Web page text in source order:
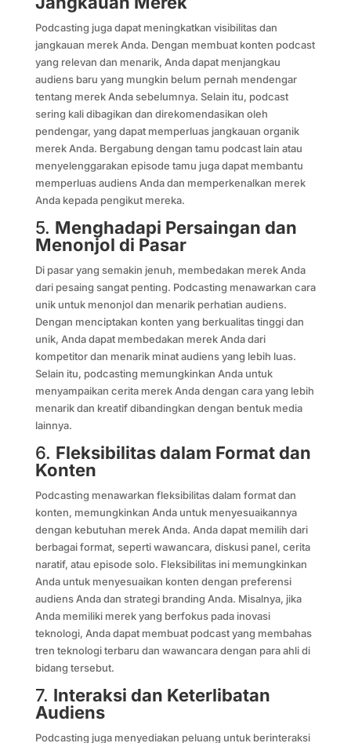
Podcasting juga dapat meningkatkan visibilitas dan
jangkauan merek Anda. Dengan membuat konten podcast
yang relevan dan menarik, Anda dapat menjangkau
audiens baru yang mungkin belum pernah mendengar
tentang merek Anda sebelumnya. Selain itu, podcast
sering kali dibagikan dan direkomendasikan oleh
pendengar, yang dapat memperluas jangkauan organik
merek Anda. Bergabung dengan tamu podcast lain atau
menyelenggarakan episode tamu juga dapat membantu
memperluas audiens Anda dan memperkenalkan merek
Anda kepada pengikut mereka.
5. Menghadapi Persaingan dan
Menonjol di Pasar
Di pasar yang semakin jenuh, membedakan merek Anda
dari pesaing sangat penting. Podcasting menawarkan cara
unik untuk menonjol dan menarik perhatian audiens.
Dengan menciptakan konten yang berkualitas tinggi dan
unik, Anda dapat membedakan merek Anda dari
kompetitor dan menarik minat audiens yang lebih luas.
Selain itu, podcasting memungkinkan Anda untuk
menyampaikan cerita merek Anda dengan cara yang lebih
menarik dan kreatif dibandingkan dengan bentuk media
lainnya.
6. Fleksibilitas dalam Format dan
Konten
Podcasting menawarkan fleksibilitas dalam format dan
konten, memungkinkan Anda untuk menyesuaikannya
dengan kebutuhan merek Anda. Anda dapat memilih dari
berbagai format, seperti wawancara, diskusi panel, cerita
naratif, atau episode solo. Fleksibilitas ini memungkinkan
Anda untuk menyesuaikan konten dengan preferensi
audiens Anda dan strategi branding Anda. Misalnya, jika
Anda memiliki merek yang berfokus pada inovasi
teknologi, Anda dapat membuat podcast yang membahas
tren teknologi terbaru dan wawancara dengan para ahli di
bidang tersebut.
7. Interaksi dan Keterlibatan
Audiens
Podcasting juga menyediakan peluang untuk berinteraksi